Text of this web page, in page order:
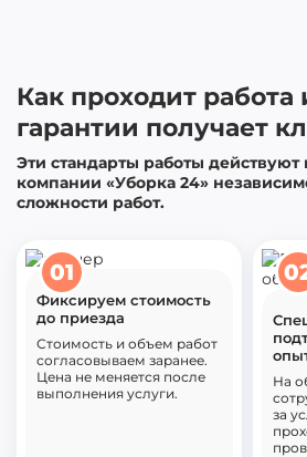
Как проходит работа
гарантии получает
Эти стандарты работы действуют
компании «Уборка 24»
сложности работ.
01
Фиксируем стоимость
до приезда
Стоимость и объем работ
согласовываем заранее.
Цена не меняется после
выполнения услуги.
На
за